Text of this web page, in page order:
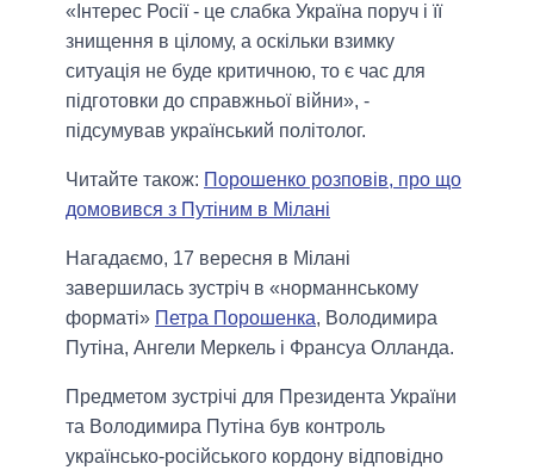
«Інтерес Росії - це слабка Україна поруч і її
знищення в цілому, а оскільки взимку
ситуація не буде критичною, то є час для
підготовки до справжньої війни», -
підсумував український політолог.
Читайте також: Порошенко розповів, про що
домовився з Путіним в Мілані
Нагадаємо, 17 вересня в Мілані
завершилась зустріч в «норманнському
форматі» Петра Порошенка, Володимира
Путіна, Ангели Меркель і Франсуа Олланда.
Предметом зустрічі для Президента України
та Володимира Путіна був контроль
українсько-російського кордону відповідно